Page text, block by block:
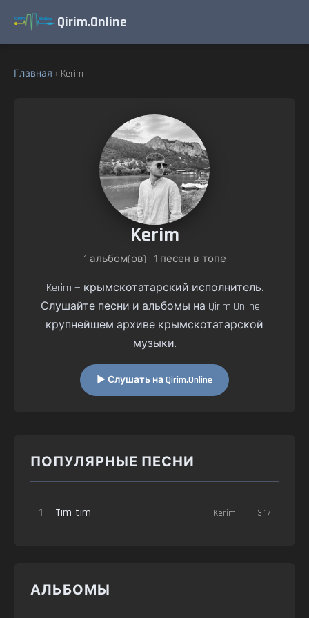
Qirim.Online
Главная › Kerim
Kerim
1 альбом(ов) • 1 песен в топе
Kerim — крымскотатарский исполнитель.
Слушайте песни и альбомы на Qirim.Online —
крупнейшем архиве крымскотатарской
музыки.
▶ Слушать на Qirim.Online
ПОПУЛЯРНЫЕ ПЕСНИ
1 Tım-tım Kerim 3:17
АЛЬБОМЫ